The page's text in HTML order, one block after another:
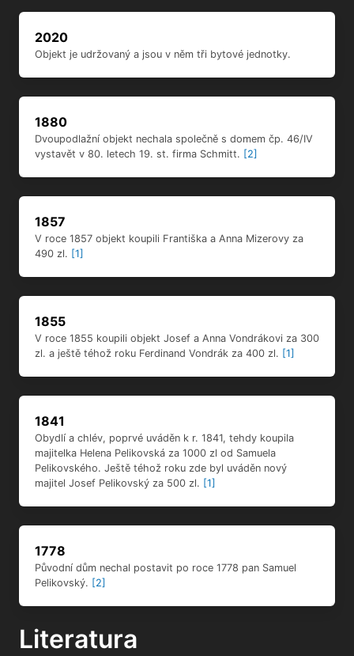
2020
Objekt je udržovaný a jsou v něm tři bytové jednotky.
1880
Dvoupodlažní objekt nechala společně s domem čp. 46/IV
vystavět v 80. letech 19. st. firma Schmitt. [2]
1857
V roce 1857 objekt koupili Františka a Anna Mizerovy za
490 zl. [1]
1855
V roce 1855 koupili objekt Josef a Anna Vondrákovi za 300
zl. a ještě téhož roku Ferdinand Vondrák za 400 zl. [1]
1841
Obydlí a chlév, poprvé uváděn k r. 1841, tehdy koupila
majitelka Helena Pelikovská za 1000 zl od Samuela
Pelikovského. Ještě téhož roku zde byl uváděn nový
majitel Josef Pelikovský za 500 zl. [1]
1778
Původní dům nechal postavit po roce 1778 pan Samuel
Pelikovský. [2]
Literatura